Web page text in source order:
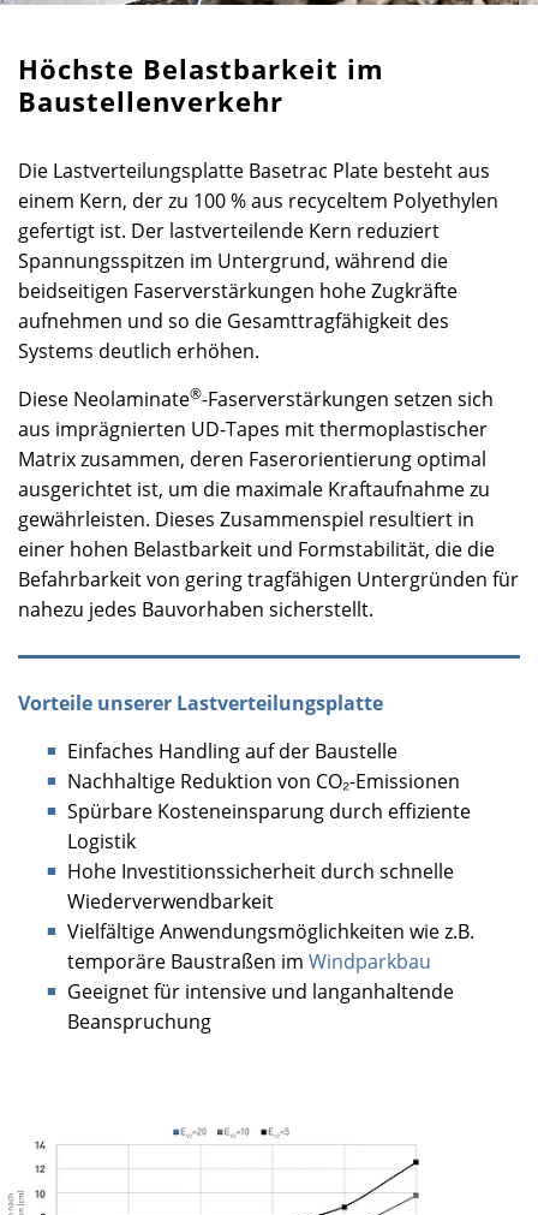
Höchste Belastbarkeit im
Baustellenverkehr
Die Lastverteilungsplatte Basetrac Plate besteht aus
einem Kern, der zu 100 % aus recyceltem Polyethylen
gefertigt ist. Der lastverteilende Kern reduziert
Spannungsspitzen im Untergrund, während die
beidseitigen Faserverstärkungen hohe Zugkräfte
aufnehmen und so die Gesamttragfähigkeit des
Systems deutlich erhöhen.
Diese Neolaminate®-Faserverstärkungen setzen sich
aus imprägnierten UD-Tapes mit thermoplastischer
Matrix zusammen, deren Faserorientierung optimal
ausgerichtet ist, um die maximale Kraftaufnahme zu
gewährleisten. Dieses Zusammenspiel resultiert in
einer hohen Belastbarkeit und Formstabilität, die die
Befahrbarkeit von gering tragfähigen Untergründen für
nahezu jedes Bauvorhaben sicherstellt.
Vorteile unserer Lastverteilungsplatte
Einfaches Handling auf der Baustelle
Nachhaltige Reduktion von CO₂-Emissionen
Spürbare Kosteneinsparung durch effiziente
Logistik
Hohe Investitionssicherheit durch schnelle
Wiederverwendbarkeit
Vielfältige Anwendungsmöglichkeiten wie z.B.
temporäre Baustraßen imWindparkbau
Geeignet für intensive und langanhaltende
Beanspruchung